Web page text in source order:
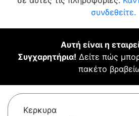
συνδεθείτε.
Αυτή είναι η
Συγχαρητήρια! Δείτε πώς
πακέτο
Κερκυρα